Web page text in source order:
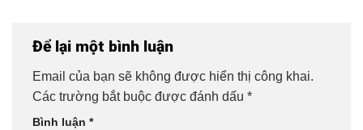
Để lại một bình luận
Email của bạn sẽ không được hiển thị công khai.
Các trường bắt buộc được đánh dấu *
Bình luận *